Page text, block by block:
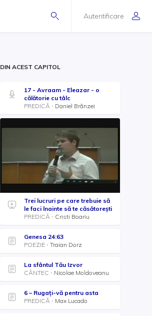
Autentificare
DIN ACEST CAPITOL
17 - Avraam - Eleazar - o
călătorie cu tâlc
PREDICĂ
Daniel Brânzei
Trei lucruri pe care trebuie să
le faci înainte să te căsătorești
PREDICĂ
Cristi Boariu
Genesa 24:63
POEZIE
Traian Dorz
La sfântul Tău Izvor
CÂNTEC
Nicolae Moldoveanu
6 – Rugați-vă pentru asta
PREDICĂ
Max Lucado